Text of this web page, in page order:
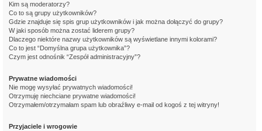
Kim są moderatorzy?
Co to są grupy użytkowników?
Gdzie znajduje się spis grup użytkowników i jak można dołączyć do grupy?
W jaki sposób można zostać liderem grupy?
Dlaczego niektóre nazwy użytkowników są wyświetlane innymi kolorami?
Co to jest “Domyślna grupa użytkownika”?
Czym jest odnośnik “Zespół administracyjny”?
Prywatne wiadomości
Nie mogę wysyłać prywatnych wiadomości!
Otrzymuję niechciane prywatne wiadomości!
Otrzymałem/otrzymałam spam lub obraźliwy e-mail od kogoś z tej witryny!
Przyjaciele i wrogowie